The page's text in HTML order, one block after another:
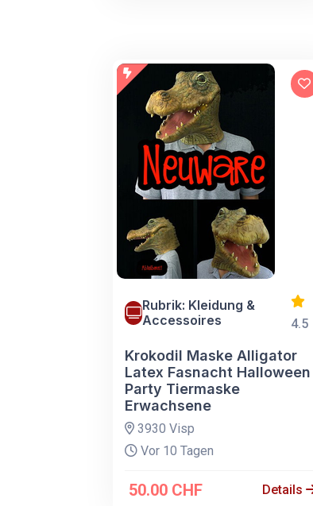
Rubrik: Kleidung &
Accessoires
4.5
Krokodil Maske Alligator
Latex Fasnacht Halloween
Party Tiermaske
Erwachsene
3930 Visp
Vor 10 Tagen
50.00 CHF Details